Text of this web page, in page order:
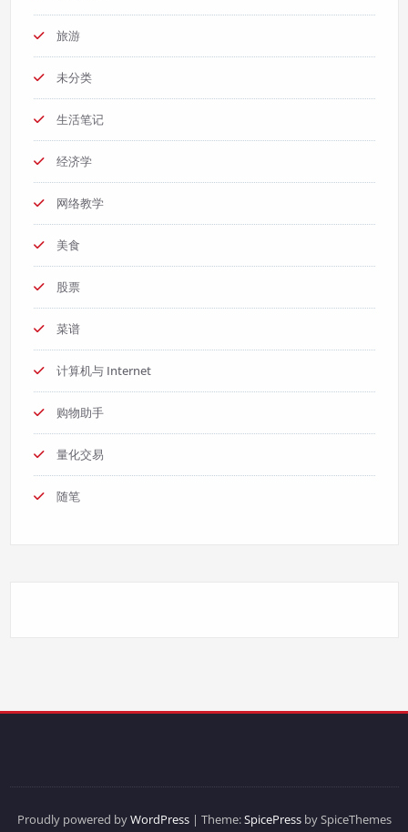
旅游
未分类
生活笔记
经济学
网络教学
美食
股票
菜谱
计算机与 Internet
购物助手
量化交易
随笔
Proudly powered byWordPress| Theme:SpicePressby SpiceThemes